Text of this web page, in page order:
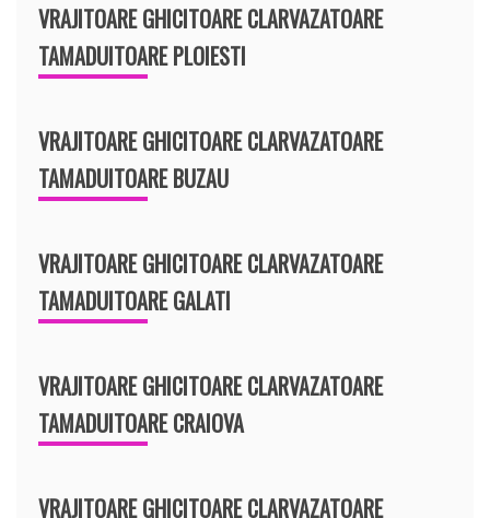
VRAJITOARE GHICITOARE CLARVAZATOARE
TAMADUITOARE PLOIESTI
VRAJITOARE GHICITOARE CLARVAZATOARE
TAMADUITOARE BUZAU
VRAJITOARE GHICITOARE CLARVAZATOARE
TAMADUITOARE GALATI
VRAJITOARE GHICITOARE CLARVAZATOARE
TAMADUITOARE CRAIOVA
VRAJITOARE GHICITOARE CLARVAZATOARE